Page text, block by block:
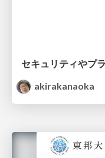
akirakanaoka